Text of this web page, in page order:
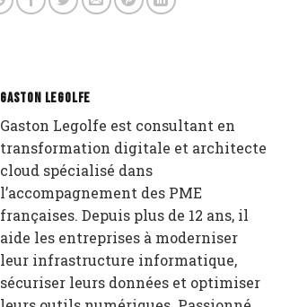
GASTON LEGOLFE
Gaston Legolfe est consultant en
transformation digitale et architecte
cloud spécialisé dans
l’accompagnement des PME
françaises. Depuis plus de 12 ans, il
aide les entreprises à moderniser
leur infrastructure informatique,
sécuriser leurs données et optimiser